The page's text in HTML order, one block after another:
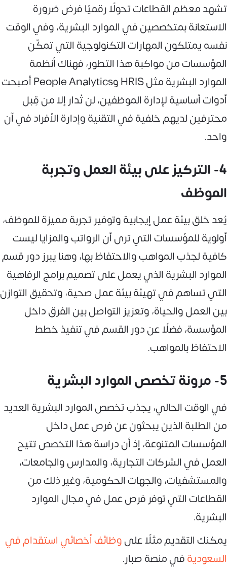
تشهد معظم القطاعات تحولًا رقميًا فرض ضرورة
الاستعانة بمتخصصين في الموارد البشرية، وفي الوقت
نفسه يمتلكون المهارات التكنولوجية التي تمكّن
المؤسسات من مواكبة هذا التطور، فهناك أنظمة
الموارد البشرية مثل HRIS وPeople Analytics أصبحت
أدوات أساسية لإدارة الموظفين، لن تُدار إلا من قِبل
محترفين لديهم خلفية في التقنية وإدارة الأفراد في آن
واحد.
4- التركيز على بيئة العمل وتجربة
الموظف
يُعد خلق بيئة عمل إيجابية وتوفير تجربة مميزة للموظف،
أولوية للمؤسسات التي ترى أن الرواتب والمزايا ليست
كافية لجذب المواهب والاحتفاظ بها، وهنا يبرز دور قسم
الموارد البشرية الذي يعمل على تصميم برامج الرفاهية
التي تساهم في تهيئة بيئة عمل صحية، وتحقيق التوازن
بين العمل والحياة، وتعزيز التواصل بين الفرق داخل
المؤسسة، فضلًا عن دور القسم في تنفيذ خطط
الاحتفاظ بالمواهب.
5- مرونة تخصص الموارد البشرية
في الوقت الحالي، يجذب تخصص الموارد البشرية العديد
من الطلبة الذين يبحثون عن فرص عمل داخل
المؤسسات المتنوعة، إذ أن دراسة هذا التخصص تتيح
العمل في الشركات التجارية، والمدارس والجامعات،
والمستشفيات، والجهات الحكومية، وغير ذلك من
القطاعات التي توفر فرص عمل في مجال الموارد
البشرية.
يمكنك التقديم مثلًا علىوظائف أخصائي استقدام في
السعوديةفي منصة صبار.